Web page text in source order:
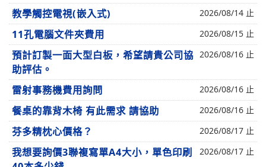
教學觸控電視(嵌入式) 2026/08/14 止
11孔電腦文件夾費用 2026/08/15 止
預計訂製一面大型白板，希望請貴公司協
助評估。
2026/08/16 止
雷射事務機費用詢問 2026/08/16 止
餐桌的靠背木椅 有此需求 請協助 2026/08/16 止
芬多精枕心價格？ 2026/08/17 止
我想要詢價3聯複寫單A4大小，單色印刷
2026/08/17 止